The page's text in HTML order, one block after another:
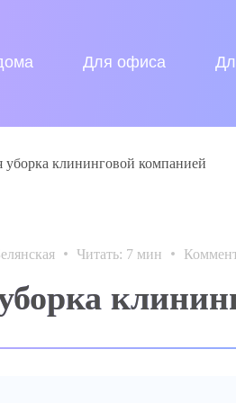
Для офиса
уборка клининговой компанией
Читать: 7 мин